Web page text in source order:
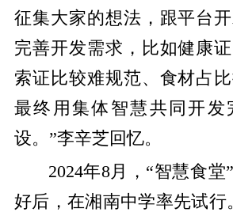
征集大家的想法，跟平台
完善开发需求，比如健康
索证比较难规范、食材占
最终用集体智慧共同开发
设。”李辛芝回忆。
2024年8月，“智慧食堂
好后，在湘南中学率先试行